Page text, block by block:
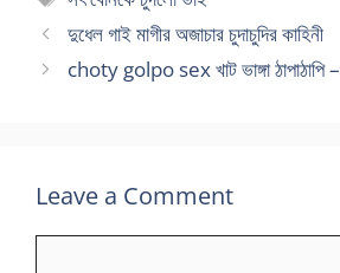
দুধেল গাই মাগীর অজাচার চুদাচুদির কাহিনী
choty golpo sex খাট ভাঙ্গা ঠাপাঠাপি
Leave a Comment